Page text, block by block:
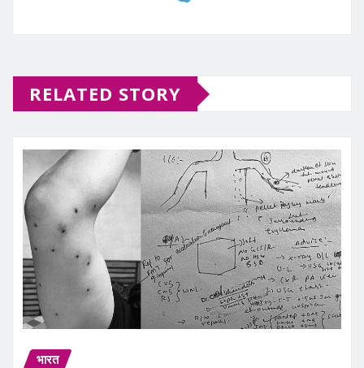
RELATED STORY
भारत